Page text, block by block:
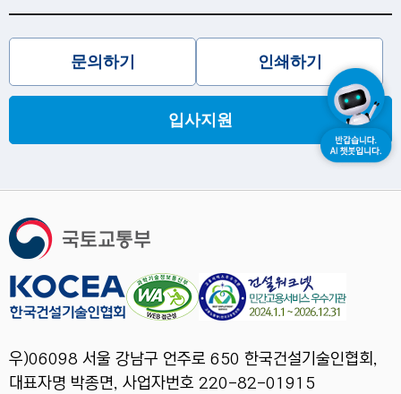
입사지원
문의하기 인쇄하기
우)06098 서울 강남구 언주로 650 한국건설기술인협회,
대표자명 박종면, 사업자번호 220-82-01915